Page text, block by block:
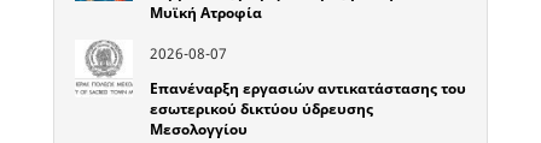
Μυϊκή Ατροφία
2026-08-07
Επανέναρξη εργασιών αντικατάστασης του
εσωτερικού δικτύου ύδρευσης
Μεσολογγίου